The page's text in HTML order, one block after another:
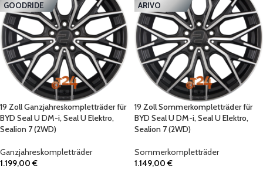
GOODRIDE
19 Zoll Ganzjahreskompletträder für
BYD Seal U DM-i, Seal U Elektro,
Sealion 7 (2WD)
Ganzjahreskompletträder
1.199,00€
ARIVO
19 Zoll Sommerkompletträder für
BYD Seal U DM-i, Seal U Elektro,
Sealion 7 (2WD)
Sommerkompletträder
1.149,00€